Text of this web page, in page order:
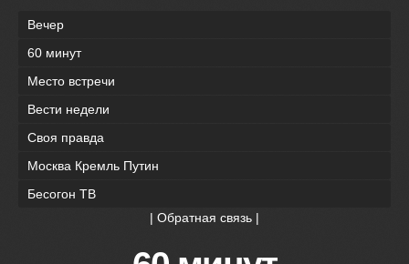
Вечер
60 минут
Место встречи
Вести недели
Своя правда
Москва Кремль Путин
Бесогон ТВ
| Обратная связь |